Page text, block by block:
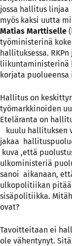
jossa hallitus
myös kaksi uutta
Matias Marttiselle
työministerinä
hallituksessa. RKPn
liikuntaministerinä
korjata
Hallitus on
työmarkkinoiden
Eteläranta on
kuulu hallituksen
jakaa
kuva ,että
ulkoministeriä
sanoi aikanaan,
ulkopolitiikan pitää
sisäpolitiikka.
ovat?
Tavoitteitaan ei
ole vähentynyt.